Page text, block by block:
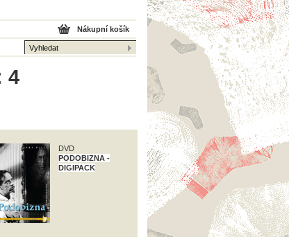
Nákupní košík
4
DVD
PODOBIZNA -
DIGIPACK